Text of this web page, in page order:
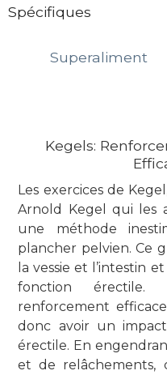
Spécifiques
Superaliment
Kegels:
Les exercices de
Arnold Kegel qui les
une méthode
plancher pelvien. Ce
la vessie et l’intestin
fonction
renforcement
donc avoir un
érectile. En
et de relâchements,